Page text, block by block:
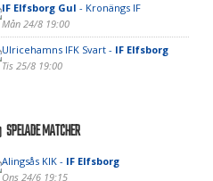
IF Elfsborg Gul - Kronängs IF
Mån 24/8 19:00
Ulricehamns IFK Svart - IF Elfsborg
Tis 25/8 19:00
SPELADE MATCHER
Alingsås KIK - IF Elfsborg
Ons 24/6 19:15